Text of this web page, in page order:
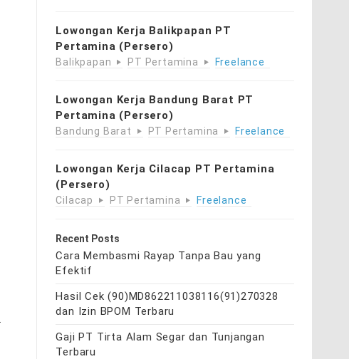
Lowongan Kerja Balikpapan PT
Pertamina (Persero)
Balikpapan PT Pertamina Freelance
Lowongan Kerja Bandung Barat PT
Pertamina (Persero)
Bandung Barat PT Pertamina Freelance
Lowongan Kerja Cilacap PT Pertamina
(Persero)
Cilacap PT Pertamina Freelance
Recent Posts
Cara Membasmi Rayap Tanpa Bau yang
Efektif
Hasil Cek (90)MD862211038116(91)270328
dan Izin BPOM Terbaru
Gaji PT Tirta Alam Segar dan Tunjangan
Terbaru